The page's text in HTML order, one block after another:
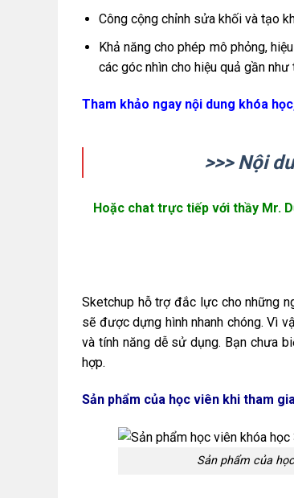
Công cộng chỉnh sửa khối và tạo
Khả năng cho phép mô phỏng,
các góc nhìn cho hiệu quả gần như
Tham khảo ngay nội dung khóa
>>> Nội
Hoặc chat trực tiếp với thầy Mr.
Sketchup hỗ trợ đắc lực cho những
sẽ được dựng hình nhanh chóng. Vì
và tính năng dễ sử dụng. Bạn chưa
hợp.
Sản phẩm của học viên khi tham
Sản phẩm của